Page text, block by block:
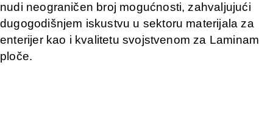
nudi neograničen broj mogućnosti, zahvaljujući
dugogodišnjem iskustvu u sektoru materijala za
enterijer kao i kvalitetu svojstvenom za Laminam
ploče.